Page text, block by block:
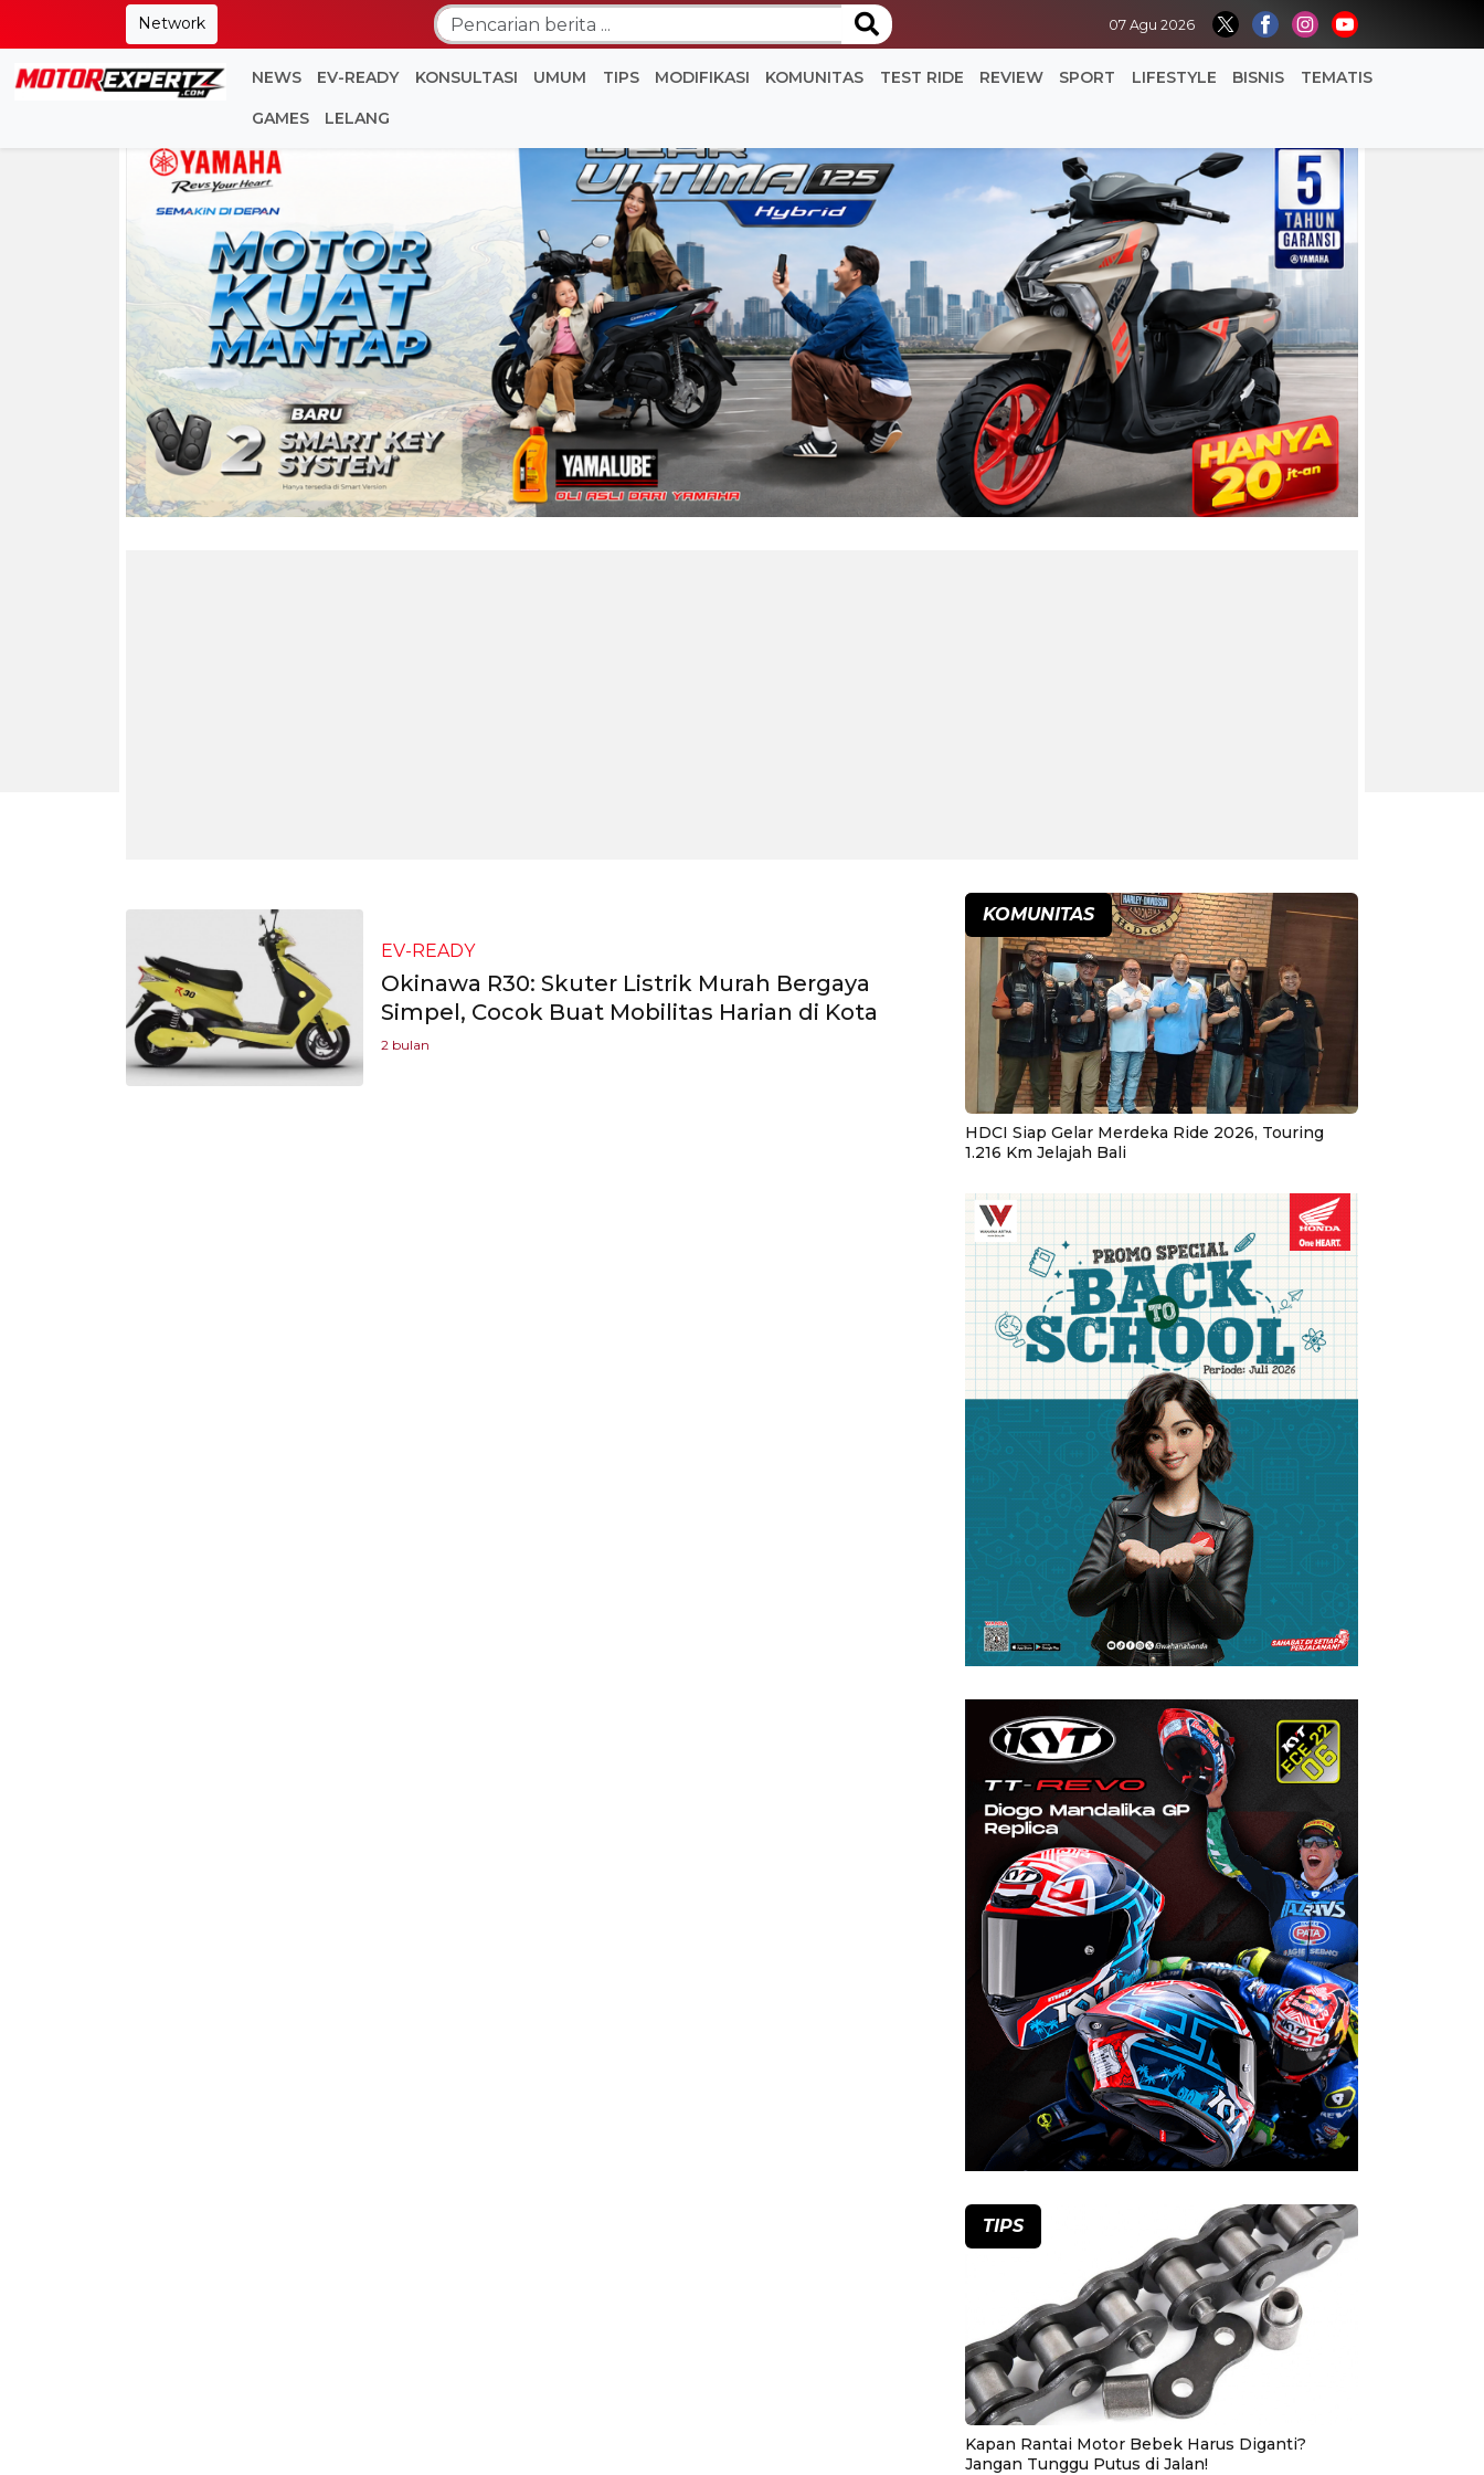
Network 07 Agu 2026
NEWS EV-READY KONSULTASI UMUM TIPS MODIFIKASI KOMUNITAS TEST RIDE REVIEW SPORT LIFESTYLE BISNIS TEMATIS
GAMES LELANG
EV-READY
Okinawa R30: Skuter Listrik Murah Bergaya
Simpel, Cocok Buat Mobilitas Harian di Kota
2 bulan
KOMUNITAS
HDCI Siap Gelar Merdeka Ride 2026, Touring
1.216 Km Jelajah Bali
TIPS
Kapan Rantai Motor Bebek Harus Diganti?
Jangan Tunggu Putus di Jalan!